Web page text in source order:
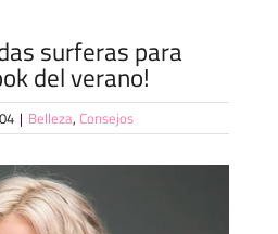
surferas para
del verano!
| Belleza, Consejos